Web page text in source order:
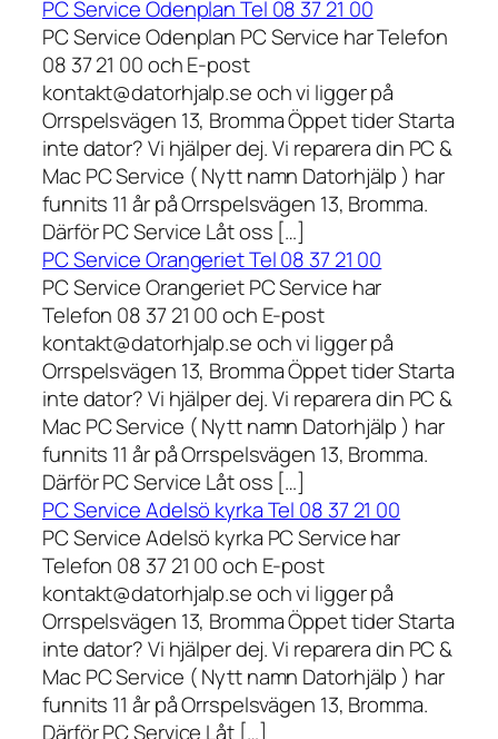
PC Service Odenplan Tel 08 37 21 00
PC Service Odenplan PC Service har Telefon
08 37 21 00 och E-post
kontakt@datorhjalp.se och vi ligger på
Orrspelsvägen 13, Bromma Öppet tider Starta
inte dator? Vi hjälper dej. Vi reparera din PC &
Mac PC Service ( Nytt namn Datorhjälp ) har
funnits 11 år på Orrspelsvägen 13, Bromma.
Därför PC Service Låt oss […]
PC Service Orangeriet Tel 08 37 21 00
PC Service Orangeriet PC Service har
Telefon 08 37 21 00 och E-post
kontakt@datorhjalp.se och vi ligger på
Orrspelsvägen 13, Bromma Öppet tider Starta
inte dator? Vi hjälper dej. Vi reparera din PC &
Mac PC Service ( Nytt namn Datorhjälp ) har
funnits 11 år på Orrspelsvägen 13, Bromma.
Därför PC Service Låt oss […]
PC Service Adelsö kyrka Tel 08 37 21 00
PC Service Adelsö kyrka PC Service har
Telefon 08 37 21 00 och E-post
kontakt@datorhjalp.se och vi ligger på
Orrspelsvägen 13, Bromma Öppet tider Starta
inte dator? Vi hjälper dej. Vi reparera din PC &
Mac PC Service ( Nytt namn Datorhjälp ) har
funnits 11 år på Orrspelsvägen 13, Bromma.
Därför PC Service Låt […]